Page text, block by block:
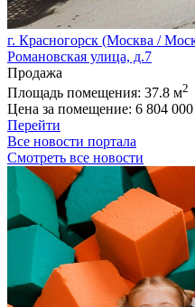
г. Красногорск (Москва /
Романовская улица, д.7
Продажа
Площадь помещения: 37.8 м2
Цена за помещение: 6 804
Перейти
Все новости портала
Смотреть все новости